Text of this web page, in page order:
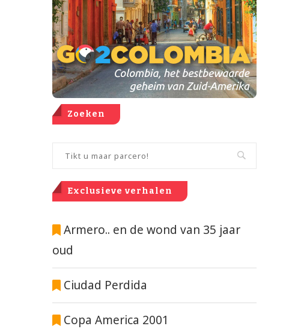
Zoeken
Exclusieve verhalen
Armero.. en de wond van 35 jaar
oud
Ciudad Perdida
Copa America 2001